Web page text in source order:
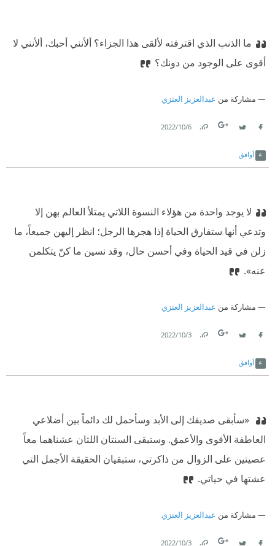
ما الذنب الذي اقترفته لألقى هذا الجزاء؟ ‫ ألأنني أحبك، ألأنني لا
أقوى على الوجود من دونك؟
مشاركة من عبدالعزيز العنزي
6‏/10‏/2022
أوافق
لا يوجد واحدة من هؤلاء النسوة اللاتي يمتلأ العالم بهن إلا
وتدعي أنها ستفارق الحياة إذا هجرها الرجل؛ انظر إليهن جميعاً، ما
زلن في قيد الحياة وفي أحسن حال، وقد نسين ما كنّ يتكلمن
عنه».
مشاركة من عبدالعزيز العنزي
3‏/10‏/2022
أوافق
‫ «سأبقى صديقك إلى الأبد وسأحمل لك دائماً بين أضلاعي
العاطفة الأقوى والأعمق. وستبقى السنتان اللتان عشناهما معاً
عصيتين على الزوال من ذاكرتي، ستبقيان الحقيقة الأجمل التي
عشتها في حياتي.
مشاركة من عبدالعزيز العنزي
3‏/10‏/2022